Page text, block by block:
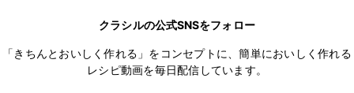
クラシルの公式SNSをフォロー
「きちんとおいしく作れる」をコンセプトに、簡単においしく作れる
レシピ動画を毎日配信しています。